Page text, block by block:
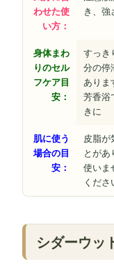
わせた使
い方：
き、強
身体まわ
りのセル
フケア目
安：
すっき
分の停
ありま
芳香浴
きに
肌に使う
場合の目
安：
皮脂が
とがあ
使いま
くださ
シダーウッ